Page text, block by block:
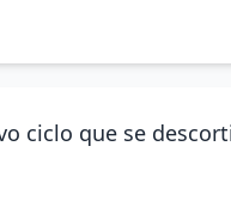
ciclo que se